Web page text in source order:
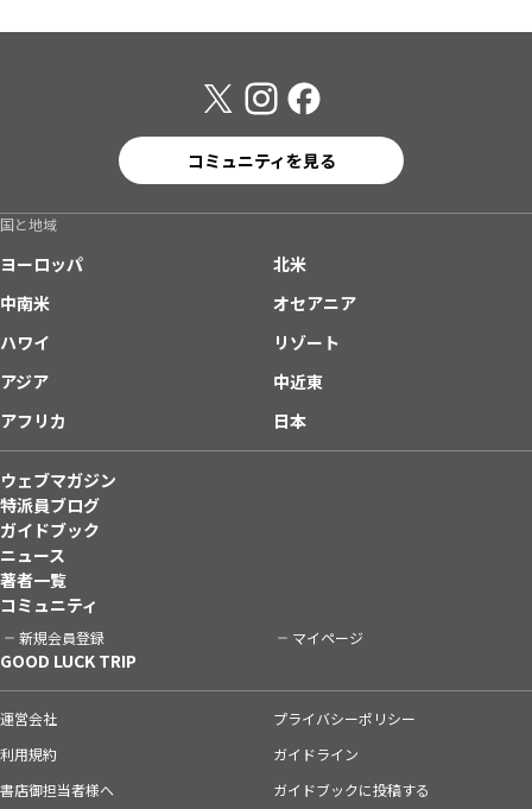
コミュニティを見る
国と地域
ヨーロッパ
北米
中南米
オセアニア
ハワイ
リゾート
アジア
中近東
アフリカ
日本
ウェブマガジン
特派員ブログ
ガイドブック
ニュース
著者一覧
コミュニティ
新規会員登録 マイページ
GOOD LUCK TRIP
運営会社
プライバシーポリシー
利用規約
ガイドライン
書店御担当者様へ
ガイドブックに投稿する